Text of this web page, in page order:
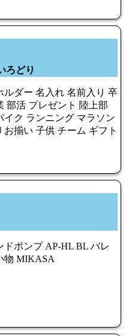
ろどり
ルダー 名入れ 名前入り 卒
部活 プレゼント 陸上部
イク ランニング マラソン
お揃い 子供 チーム ギフト
ドポンプ AP-HL BL バレ
物 MIKASA